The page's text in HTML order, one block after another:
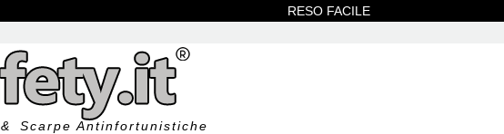
RESO FACILE
& Scarpe Antinfortunistiche